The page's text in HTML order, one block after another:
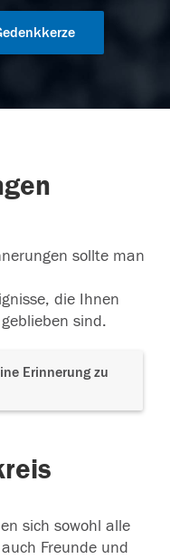
sollte man
die Ihnen
sind.
Erinnerung zu
sich sowohl alle
Freunde und